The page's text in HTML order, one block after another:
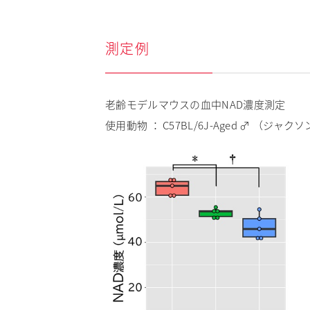
測定例
老齢モデルマウスの血中NAD濃度測定
使用動物 ： C57BL/6J-Aged ♂ （ジャクソ